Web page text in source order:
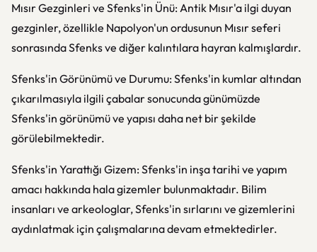
Mısır Gezginleri ve Sfenks'in Ünü: Antik Mısır'a ilgi duyan
gezginler, özellikle Napolyon'un ordusunun Mısır seferi
sonrasında Sfenks ve diğer kalıntılara hayran kalmışlardır.
Sfenks'in Görünümü ve Durumu: Sfenks'in kumlar altından
çıkarılmasıyla ilgili çabalar sonucunda günümüzde
Sfenks'in görünümü ve yapısı daha net bir şekilde
görülebilmektedir.
Sfenks'in Yarattığı Gizem: Sfenks'in inşa tarihi ve yapım
amacı hakkında hala gizemler bulunmaktadır. Bilim
insanları ve arkeologlar, Sfenks'in sırlarını ve gizemlerini
aydınlatmak için çalışmalarına devam etmektedirler.